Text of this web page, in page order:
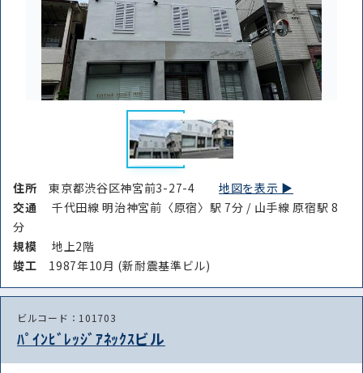
住所東京都渋谷区神宮前3-27-4地図を表示 ▶︎
交通
千代田線 明治神宮前〈原宿〉駅 7分 / 山手線 原宿駅 8
分
規模
地上2階
竣⼯ 1987年10月 (新耐震基準ビル)
ビルコード：101703
ﾊﾟｲﾝﾋﾞﾚｯｼﾞｱﾈｯｸｽビル